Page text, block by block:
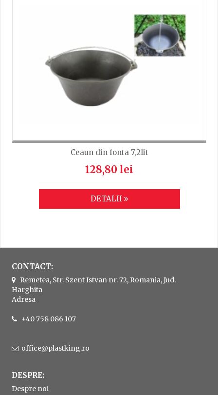
Ceaun din fonta 7,2lit
128,80 lei
DETALII
CONTACT:
Remetea, Str. Szent Istvan nr. 72, Romania, Jud.
Harghita
Adresa
+40 758 086 107
office@plastking.ro
DESPRE:
Despre noi